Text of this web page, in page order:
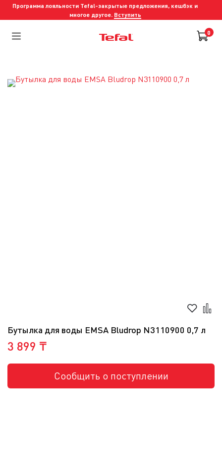
Программа лояльности Tefal-закрытые предложения, кешбэк и
многое другое. Вступить
0
Бутылка для воды EMSA Bludrop N3110900 0,7 л
3 899 ₸
Сообщить о поступлении